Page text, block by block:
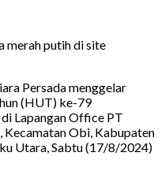
merah putih di site
Persada menggelar
(HUT) ke-79
Lapangan Office PT
Kecamatan Obi, Kabupaten
Utara, Sabtu (17/8/2024)